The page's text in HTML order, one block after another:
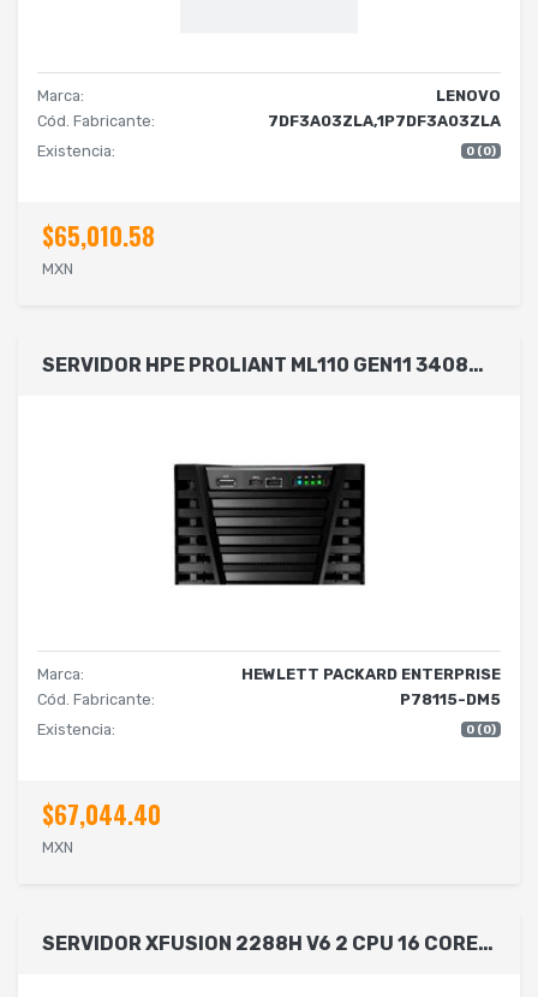
Marca:
LENOVO
Cód. Fabricante:
7DF3A03ZLA,1P7DF3A03ZLA
Existencia:
0 (0)
$65,010.58
MXN
SERVIDOR HPE PROLIANT ML110 GEN11 3408U 1.8 GHZ 8C 1P 1 X 32 GB-R 4 LFF SSD 2X960GB SATA FUENTE 1X500W LA
Marca:
HEWLETT PACKARD ENTERPRISE
Cód. Fabricante:
P78115-DM5
Existencia:
0 (0)
$67,044.40
MXN
SERVIDOR XFUSION 2288H V6 2 CPU 16 CORE C/U / 64 GB EN RAM/ 2 SSD,480GB,SATA 6GB / RAID CARD MR 0,1,5,6,10,50,60,2GB CACHE